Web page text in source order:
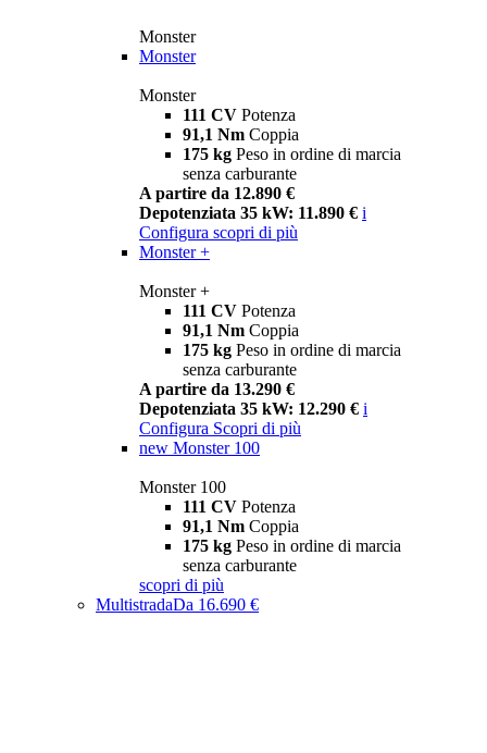
Monster
Monster
Monster
111 CV Potenza
91,1 Nm Coppia
175 kg Peso in ordine di marcia
senza carburante
A partire da 12.890 €
Depotenziata 35 kW: 11.890 € i
Configura scopri di più
Monster +
Monster +
111 CV Potenza
91,1 Nm Coppia
175 kg Peso in ordine di marcia
senza carburante
A partire da 13.290 €
Depotenziata 35 kW: 12.290 € i
Configura Scopri di più
new Monster 100
Monster 100
111 CV Potenza
91,1 Nm Coppia
175 kg Peso in ordine di marcia
senza carburante
scopri di più
MultistradaDa 16.690 €